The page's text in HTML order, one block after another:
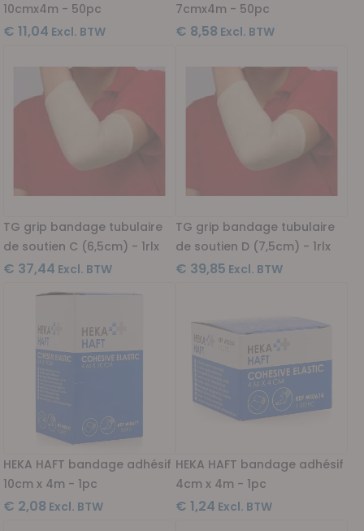
10cmx4m - 50pc
€ 11,04
7cmx4m - 50pc
€ 8,58
TG grip bandage tubulaire
de soutien C (6,5cm) - 1rlx
€ 37,44
TG grip bandage tubulaire
de soutien D (7,5cm) - 1rlx
€ 39,85
HEKA HAFT bandage adhésif
10cm x 4m - 1pc
€ 2,08
HEKA HAFT bandage adhésif
4cm x 4m - 1pc
€ 1,24